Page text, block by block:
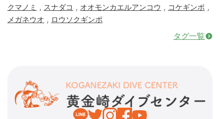
クマノミ , スナダコ , オオモンカエルアンコウ , コケギンポ ,
メガネウオ , ロウソクギンポ
タグ一覧